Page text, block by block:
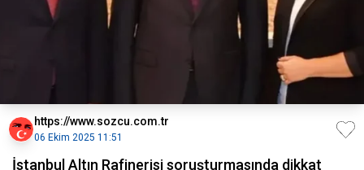
https://www.sozcu.com.tr
06 Ekim 2025 11:51
İstanbul Altın Rafinerisi soruşturmasında dikkat